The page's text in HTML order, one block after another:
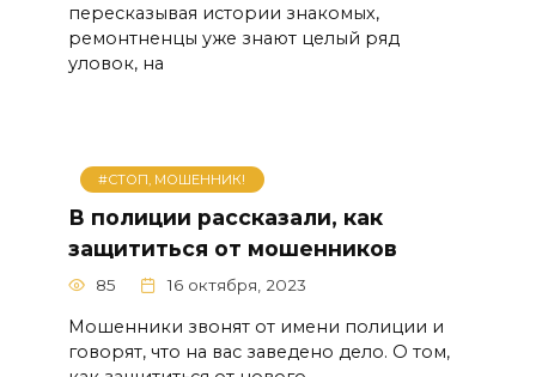
пересказывая истории знакомых,
ремонтненцы уже знают целый ряд
уловок, на
#СТОП, МОШЕННИК!
В полиции рассказали, как
защититься от мошенников
85 16 октября, 2023
Мошенники звонят от имени полиции и
говорят, что на вас заведено дело. О том,